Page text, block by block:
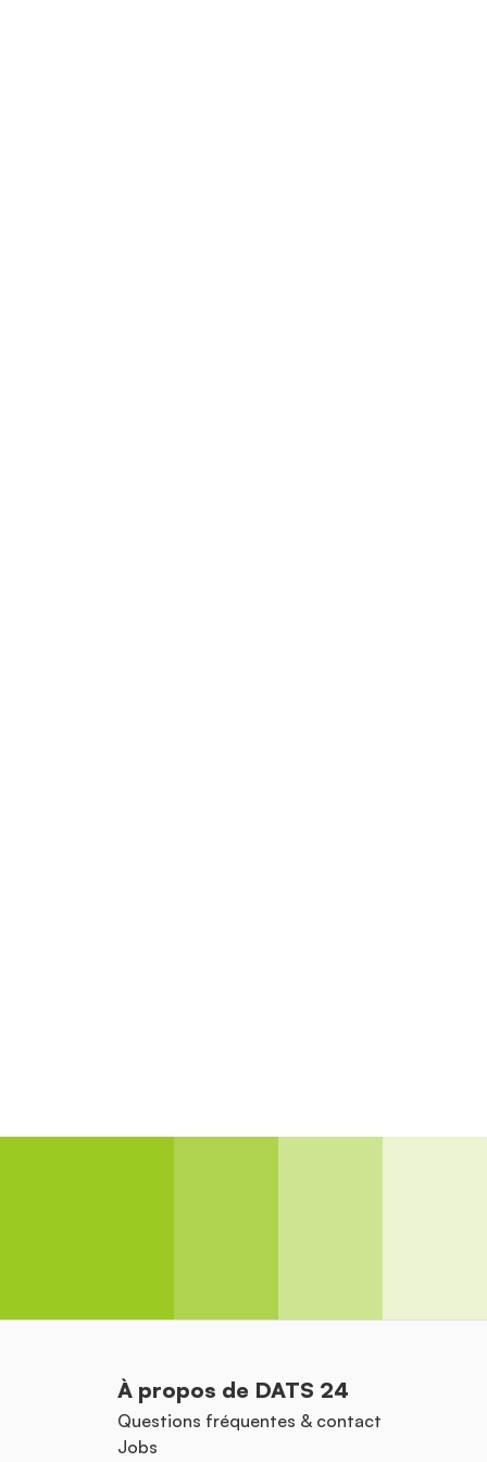
À propos de DATS 24
Questions fréquentes & contact
Jobs